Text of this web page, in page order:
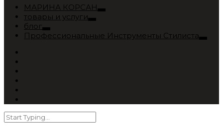
МАРИНА КОРСАН
товары и услуги
блог
Профессиональные Инструменты Стилиста